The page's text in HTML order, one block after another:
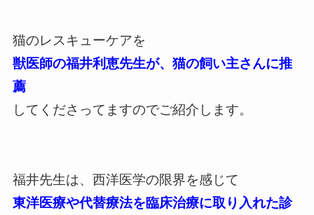
猫のレスキューケアを
獣医師の福井利恵先生が、猫の飼い主さんに推
薦
してくださってますのでご紹介します。
福井先生は、西洋医学の限界を感じて
東洋医療や代替療法を臨床治療に取り入れた診